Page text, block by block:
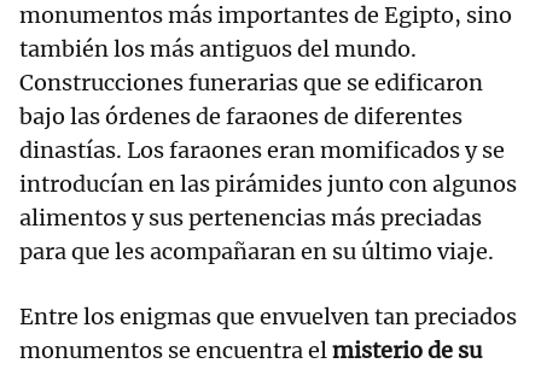
monumentos más importantes de Egipto, sino
también los más antiguos del mundo.
Construcciones funerarias que se edificaron
bajo las órdenes de faraones de diferentes
dinastías. Los faraones eran momificados y se
introducían en las pirámides junto con algunos
alimentos y sus pertenencias más preciadas
para que les acompañaran en su último viaje.
Entre los enigmas que envuelven tan preciados
monumentos se encuentra elmisterio de su